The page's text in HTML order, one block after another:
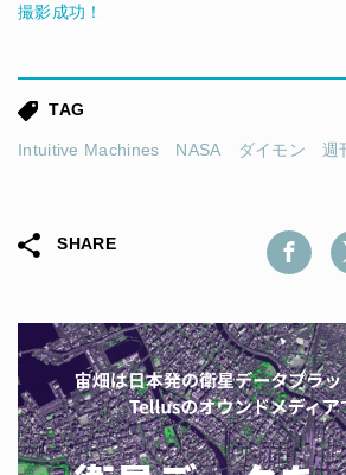
撮影成功！
TAG
Intuitive Machines NASA ダイモン 週
SHARE